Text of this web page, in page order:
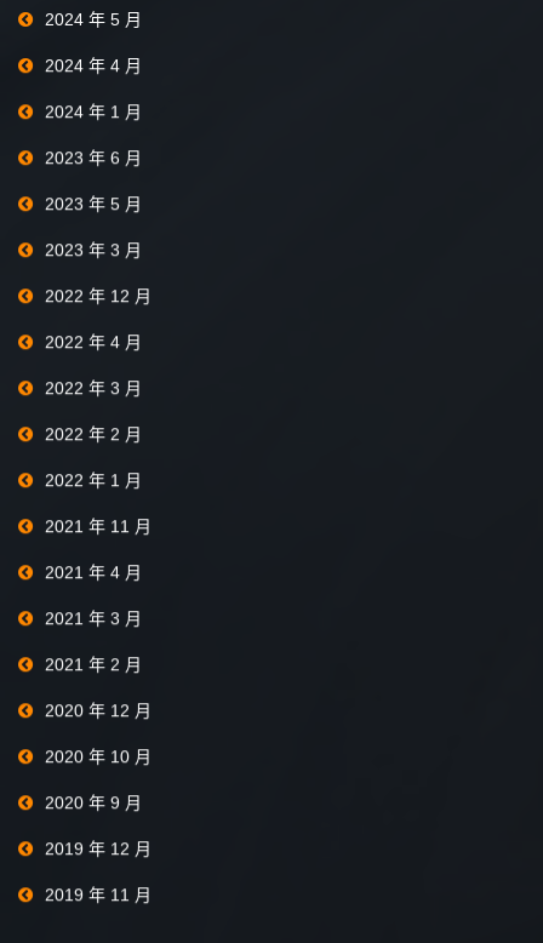
2024 年 5 月
2024 年 4 月
2024 年 1 月
2023 年 6 月
2023 年 5 月
2023 年 3 月
2022 年 12 月
2022 年 4 月
2022 年 3 月
2022 年 2 月
2022 年 1 月
2021 年 11 月
2021 年 4 月
2021 年 3 月
2021 年 2 月
2020 年 12 月
2020 年 10 月
2020 年 9 月
2019 年 12 月
2019 年 11 月